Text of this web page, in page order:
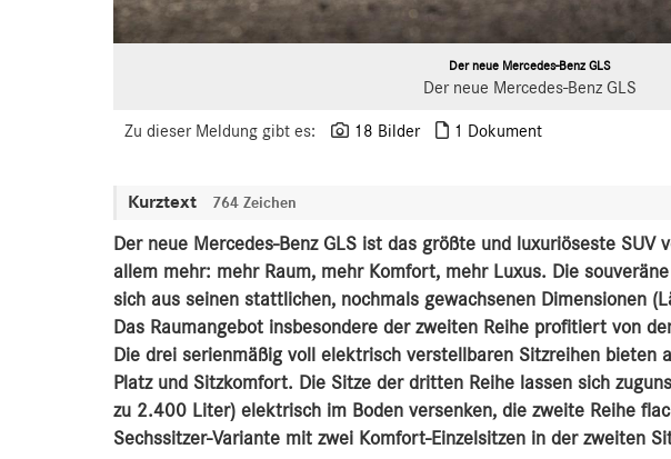
Der neue Mercedes-Benz GLS
Der neue Mercedes-Benz GLS
Zu dieser Meldung gibt es: 18 Bilder 1 Dokument
Kurztext 764 Zeichen
Der neue Mercedes-Benz GLS ist das größte und luxuriöseste SUV
allem mehr: mehr Raum, mehr Komfort, mehr Luxus. Die
sich aus seinen stattlichen, nochmals gewachsenen Dimensionen
Das Raumangebot insbesondere der zweiten Reihe profitiert von
Die drei serienmäßig voll elektrisch verstellbaren Sitzreihen bieten
Platz und Sitzkomfort. Die Sitze der dritten Reihe lassen sich
zu 2.400 Liter) elektrisch im Boden versenken, die zweite Reihe
Sechssitzer-Variante mit zwei Komfort-Einzelsitzen in der zweiten